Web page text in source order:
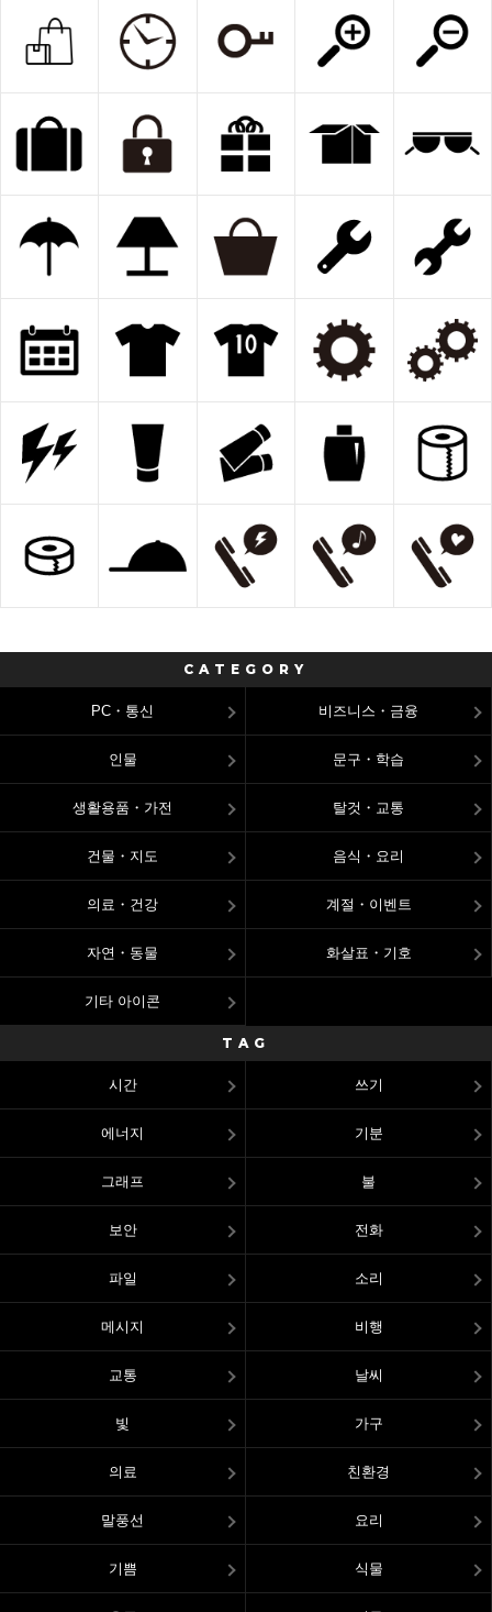
CATEGORY
PC・통신 비즈니스・금융
인물 문구・학습
생활용품・가전 탈것・교통
건물・지도 음식・요리
의료・건강 계절・이벤트
자연・동물 화살표・기호
기타 아이콘
TAG
시간 쓰기
에너지 기분
그래프 불
보안 전화
파일 소리
메시지 비행
교통 날씨
빛 가구
의료 친환경
말풍선 요리
기쁨 식물